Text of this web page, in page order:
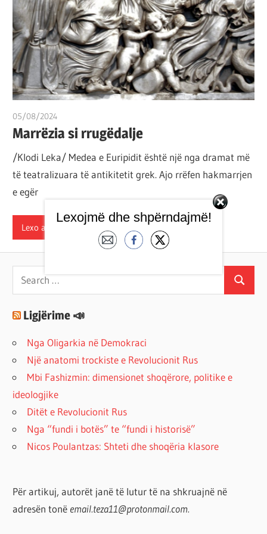
por
çështja
është
që
ta
shndërrosh
atë.
05/08/2024
Marrëzia si rrugëdalje
/Klodi Leka/ Medea e Euripidit është një nga dramat më
të teatralizuara të antikitetit grek. Ajo rrëfen hakmarrjen
e egër
Lexo artikullin
Search
for:
Search
Ligjërime 📣
Nga Oligarkia në Demokraci
Një anatomi trockiste e Revolucionit Rus
Mbi Fashizmin: dimensionet shoqërore, politike e
ideologjike
Ditët e Revolucionit Rus
Nga “fundi i botës” te “fundi i historisë”
Nicos Poulantzas: Shteti dhe shoqëria klasore
Për artikuj, autorët janë të lutur të na shkruajnë në
adresën tonë email.teza11@protonmail.com.
Lexojmë dhe shpërndajmë!